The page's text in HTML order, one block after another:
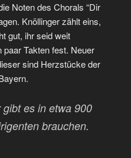
Noten des Chorals “Dir
Knöllinger zählt eins,
gut, ihr seid weit
paar Takten fest. Neuer
sind Herzstücke der
es in etwa 900
brauchen.